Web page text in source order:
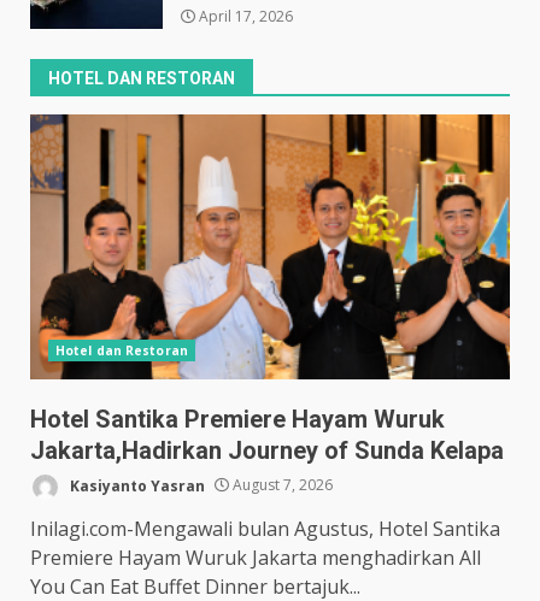
April 17, 2026
HOTEL DAN RESTORAN
Hotel dan Restoran
Hotel Santika Premiere Hayam Wuruk
Jakarta,Hadirkan Journey of Sunda Kelapa
Kasiyanto Yasran August 7, 2026
Inilagi.com-Mengawali bulan Agustus, Hotel Santika
Premiere Hayam Wuruk Jakarta menghadirkan All
You Can Eat Buffet Dinner bertajuk...